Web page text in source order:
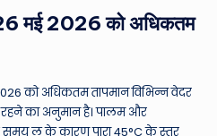
मई 2026 को अधिकतम
को अधिकतम तापमान विभिन्न वेदर
का अनुमान है। पालम और
लू के कारण पारा 45°C के स्तर